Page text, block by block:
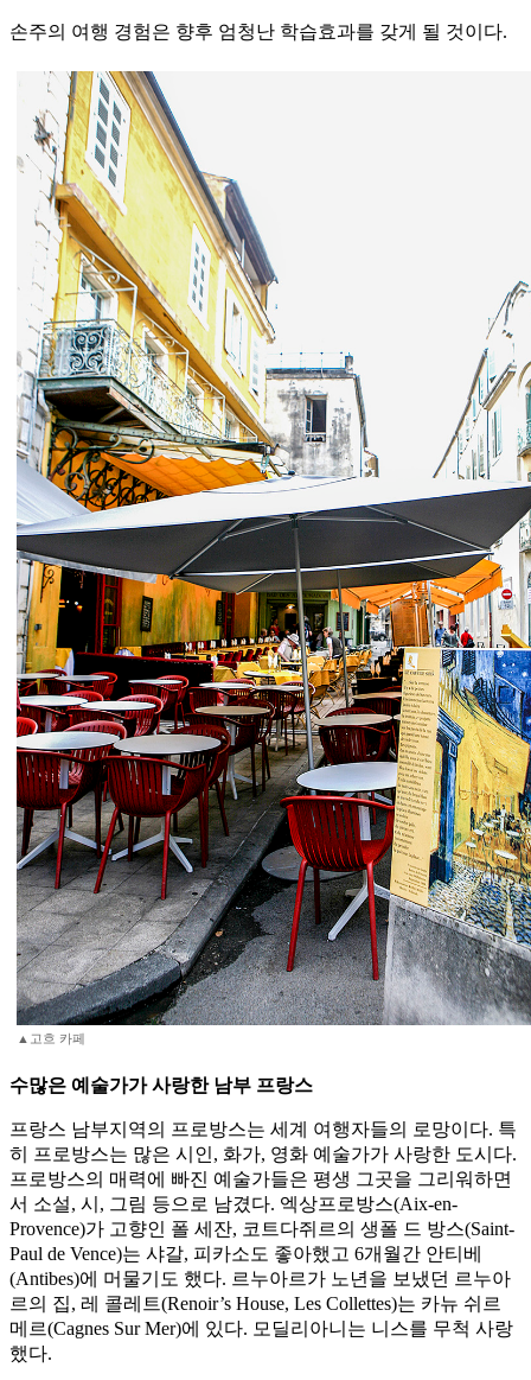
손주의 여행 경험은 향후 엄청난 학습효과를 갖게 될 것이다.
▲고흐 카페
수많은 예술가가 사랑한 남부 프랑스
프랑스 남부지역의 프로방스는 세계 여행자들의 로망이다. 특
히 프로방스는 많은 시인, 화가, 영화 예술가가 사랑한 도시다.
프로방스의 매력에 빠진 예술가들은 평생 그곳을 그리워하면
서 소설, 시, 그림 등으로 남겼다. 엑상프로방스(Aix-en-
Provence)가 고향인 폴 세잔, 코트다쥐르의 생폴 드 방스(Saint-
Paul de Vence)는 샤갈, 피카소도 좋아했고 6개월간 안티베
(Antibes)에 머물기도 했다. 르누아르가 노년을 보냈던 르누아
르의 집, 레 콜레트(Renoir’s House, Les Collettes)는 카뉴 쉬르
메르(Cagnes Sur Mer)에 있다. 모딜리아니는 니스를 무척 사랑
했다.